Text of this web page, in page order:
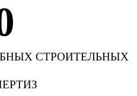
СТРОИТЕЛЬНЫХ